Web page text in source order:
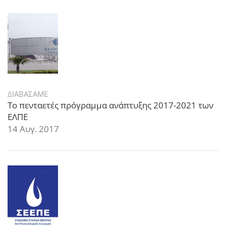
ΔΙΑΒΑΣΑΜΕ
Το πενταετές πρόγραμμα ανάπτυξης 2017-2021 των
ΕΛΠΕ
14 Αυγ. 2017